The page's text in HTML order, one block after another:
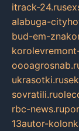
itrack-24.ru
alabuga-
bud-em-
ukrasotki.ru
sovratili.ru
rbc-news.ru
13autor-